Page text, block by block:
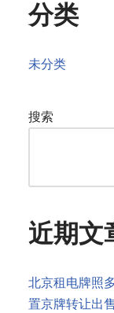
分类
未分类
搜索
近期文
北京租电牌照
置京牌转让出